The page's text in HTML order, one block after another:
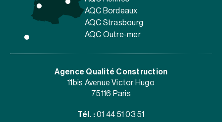
AQC Bordeaux
AQC Strasbourg
AQC Outre-mer
Agence Qualité Construction
11bis Avenue Victor Hugo
75116 Paris
Tél. : 01 44 51 03 51